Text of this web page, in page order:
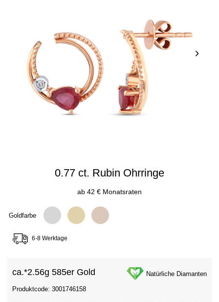
0.77 ct. Rubin Ohrringe
ab 42 € Monatsraten
Goldfarbe
6-8 Werktage
ca.*2.56g 585er Gold Natürliche Diamanten
Produktcode: 3001746158